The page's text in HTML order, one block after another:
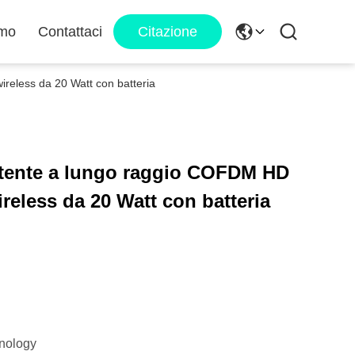
Contattaci Citazione
da 20 Watt con batteria
a lungo raggio COFDM HD
da 20 Watt con batteria